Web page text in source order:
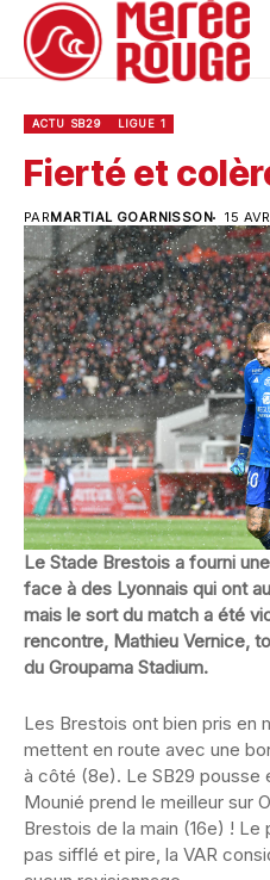
ACTU SB29 LIGUE 1
Fierté et
PARMARTIAL GOARNISSON 15
Le Stade Brestois a fourni
face à des Lyonnais qui ont
mais le sort du match a été
rencontre, Mathieu Vernice,
du Groupama Stadium.
Les Brestois ont bien pris en
mettent en route avec une
à côté (8e). Le SB29 pousse
Mounié prend le meilleur sur
Brestois de la main (16e) ! Le
pas sifflé et pire, la VAR